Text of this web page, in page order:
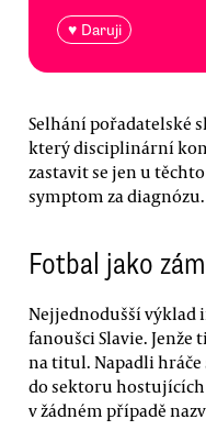
♥ Daruji
Selhání pořadatelské
který disciplinární
zastavit se jen u
symptom za diagnózu.
Fotbal jako
Nejjednodušší
fanoušci Slavie.
na titul. Napadli hráče
do sektoru
v žádném případě